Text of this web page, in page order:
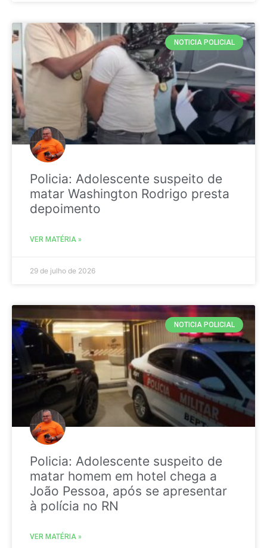
NOTICIA POLICIAL
Policia: Adolescente suspeito de
matar Washington Rodrigo presta
depoimento
VER MATÉRIA »
29 de julho de 2026
NOTICIA POLICIAL
Policia: Adolescente suspeito de
matar homem em hotel chega a
João Pessoa, após se apresentar
à polícia no RN
VER MATÉRIA »